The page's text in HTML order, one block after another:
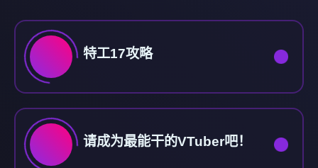
特工17攻略
请成为最能干的VTuber吧！